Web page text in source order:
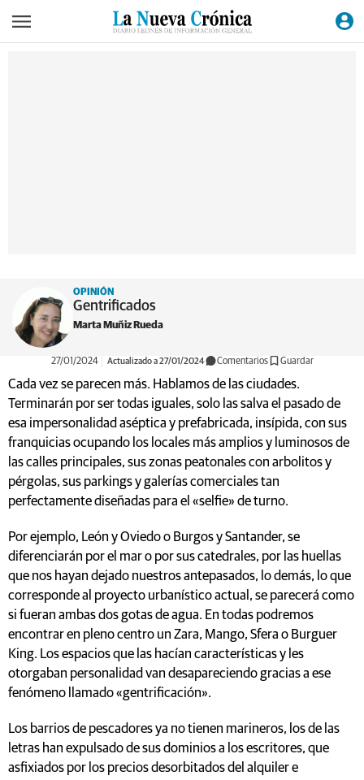
OPINIÓN
Gentrificados
Marta Muñiz Rueda
27/01/2024 Actualizado a 27/01/2024 Comentarios Guardar
Cada vez se parecen más. Hablamos de las ciudades.
Terminarán por ser todas iguales, solo las salva el pasado de
esa impersonalidad aséptica y prefabricada, insípida, con sus
franquicias ocupando los locales más amplios y luminosos de
las calles principales, sus zonas peatonales con arbolitos y
pérgolas, sus parkings y galerías comerciales tan
perfectamente diseñadas para el «selfie» de turno.
Por ejemplo, León y Oviedo o Burgos y Santander, se
diferenciarán por el mar o por sus catedrales, por las huellas
que nos hayan dejado nuestros antepasados, lo demás, lo que
corresponde al proyecto urbanístico actual, se parecerá como
si fueran ambas dos gotas de agua. En todas podremos
encontrar en pleno centro un Zara, Mango, Sfera o Burguer
King. Los espacios que las hacían características y les
otorgaban personalidad van desapareciendo gracias a ese
fenómeno llamado «gentrificación».
Los barrios de pescadores ya no tienen marineros, los de las
letras han expulsado de sus dominios a los escritores, que
asfixiados por los precios desorbitados del alquiler e